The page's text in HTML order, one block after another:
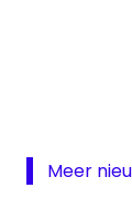
televisie
Meer